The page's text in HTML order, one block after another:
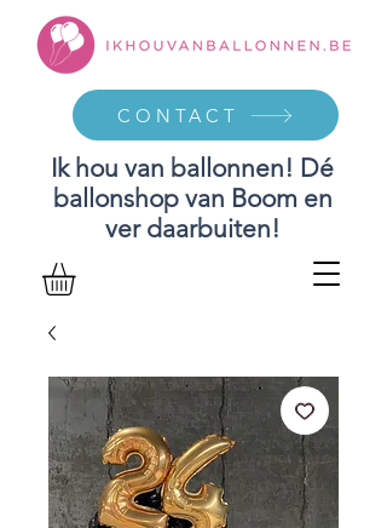
Ik hou van ballonnen! Dé
ballonshop van Boom en
ver daarbuiten!
CONTACT